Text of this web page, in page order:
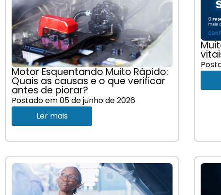
Motor Esquentando Muito Rápido:
Quais as causas e o que verificar
antes de piorar?
Postado em05 de junho de 2026
Ler mais